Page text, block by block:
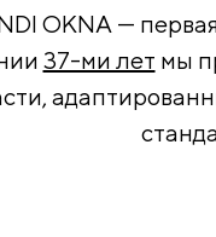
OKNA —
37-ми лет мы